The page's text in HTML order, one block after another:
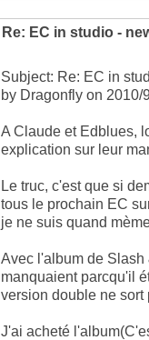
Re: EC in studio -
Subject: Re: EC in
by Dragonfly on 2010/
A Claude et Edblues,
explication sur leur
Le truc, c'est que si
tous le prochain EC
je ne suis quand
Avec l'album de
manquaient parcqu'il
version double ne sort
J'ai acheté